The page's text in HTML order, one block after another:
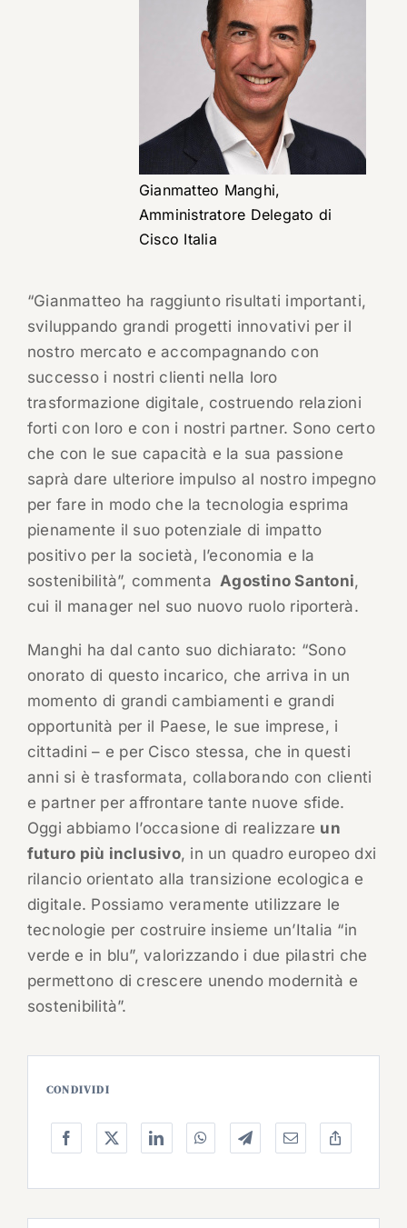
Gianmatteo Manghi,
Amministratore Delegato di
Cisco Italia
“Gianmatteo ha raggiunto risultati importanti,
sviluppando grandi progetti innovativi per il
nostro mercato e accompagnando con
successo i nostri clienti nella loro
trasformazione digitale, costruendo relazioni
forti con loro e con i nostri partner. Sono certo
che con le sue capacità e la sua passione
saprà dare ulteriore impulso al nostro impegno
per fare in modo che la tecnologia esprima
pienamente il suo potenziale di impatto
positivo per la società, l’economia e la
sostenibilità”, commenta Agostino Santoni,
cui il manager nel suo nuovo ruolo riporterà.
Manghi ha dal canto suo dichiarato: “Sono
onorato di questo incarico, che arriva in un
momento di grandi cambiamenti e grandi
opportunità per il Paese, le sue imprese, i
cittadini – e per Cisco stessa, che in questi
anni si è trasformata, collaborando con clienti
e partner per affrontare tante nuove sfide.
Oggi abbiamo l’occasione di realizzare un
futuro più inclusivo, in un quadro europeo dxi
rilancio orientato alla transizione ecologica e
digitale. Possiamo veramente utilizzare le
tecnologie per costruire insieme un’Italia “in
verde e in blu”, valorizzando i due pilastri che
permettono di crescere unendo modernità e
sostenibilità”.
CONDIVIDI